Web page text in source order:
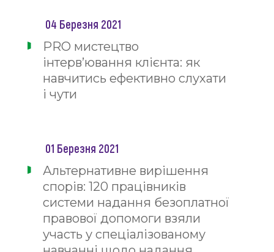
04 Березня 2021
PRO мистецтво
інтерв’ювання клієнта: як
навчитись ефективно слухати
і чути
01 Березня 2021
Альтернативне вирішення
спорів: 120 працівників
системи надання безоплатної
правової допомоги взяли
участь у спеціалізованому